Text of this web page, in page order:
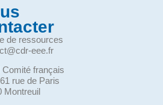
de ressources
eee.fr
Comité français
rue de Paris
Montreuil